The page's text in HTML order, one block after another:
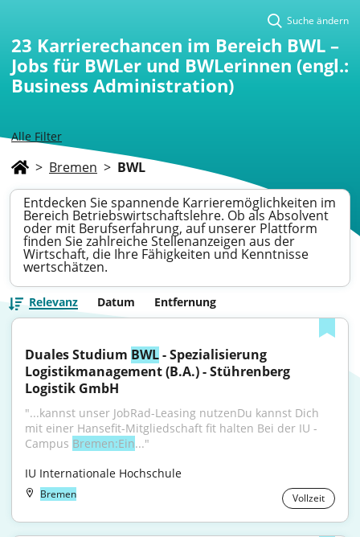
Alle Filter
Suche ändern
23 Karrierechancen im Bereich BWL –
Jobs für BWLer und BWLerinnen (engl.:
Business Administration)
> Bremen > BWL
Entdecken Sie spannende Karrieremöglichkeiten im
Bereich Betriebswirtschaftslehre. Ob als Absolvent
oder mit Berufserfahrung, auf unserer Plattform
finden Sie zahlreiche Stellenanzeigen aus der
Wirtschaft, die Ihre Fähigkeiten und Kenntnisse
wertschätzen.
Relevanz Datum Entfernung
Duales Studium BWL - Spezialisierung
Logistikmanagement (B.A.) - Stührenberg
Logistik GmbH
"...kannst unser JobRad-Leasing nutzenDu kannst Dich
mit einer Hansefit-Mitgliedschaft fit halten Bei der IU -
Campus Bremen:Ein..."
IU Internationale Hochschule
Bremen Vollzeit